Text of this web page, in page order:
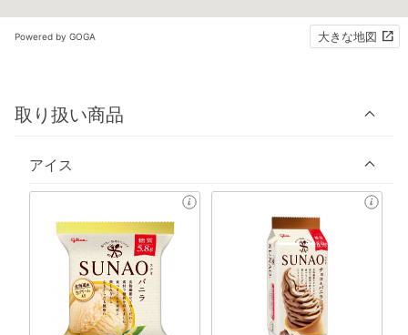
Powered by GOGA 大きな地図
取り扱い商品
アイス